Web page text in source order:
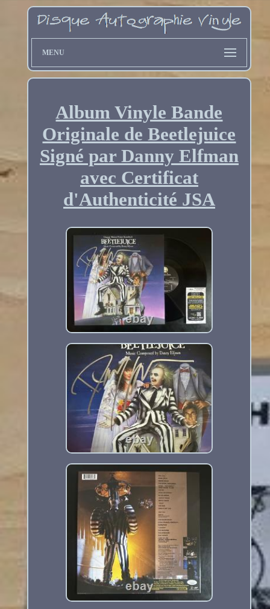
MENU
Album Vinyle Bande
Originale de Beetlejuice
Signé par Danny Elfman
avec Certificat
d'Authenticité JSA